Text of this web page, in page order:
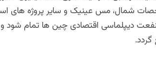
شمال، مس عینیک و سایر پروژه های
دیپلماسی اقتصادی چین ها تمام
گردد.